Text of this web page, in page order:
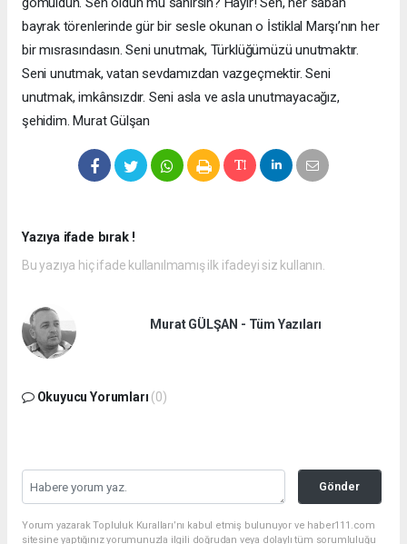
bayrak törenlerinde gür bir sesle okunan o İstiklal Marşı’nın her
bir mısrasındasın. Seni unutmak, Türklüğümüzü unutmaktır.
Seni unutmak, vatan sevdamızdan vazgeçmektir. Seni
unutmak, imkânsızdır. Seni asla ve asla unutmayacağız,
şehidim. Murat Gülşan
Yazıya ifade bırak !
Bu yazıya hiç ifade kullanılmamış ilk ifadeyi siz kullanın.
Murat GÜLŞAN - Tüm Yazıları
Okuyucu Yorumları (0)
Gönder
Yorum yazarak Topluluk Kuralları’nı kabul etmiş bulunuyor ve haber111.com
sitesine yaptığınız yorumunuzla ilgili doğrudan veya dolaylı tüm sorumluluğu